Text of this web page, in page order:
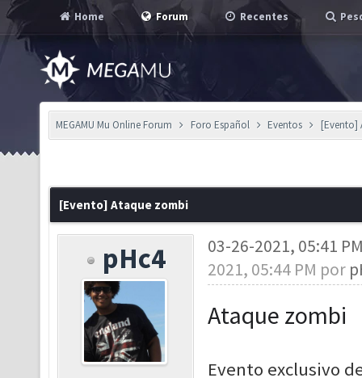
Home Forum Recentes
MEGAMU Mu Online Forum Foro Español Eventos [Evento]
[Evento] Ataque zombi
pHc4
03-26-2021, 05:41
2021, 05:44 PM por
Ataque zombi
Evento exclusivo